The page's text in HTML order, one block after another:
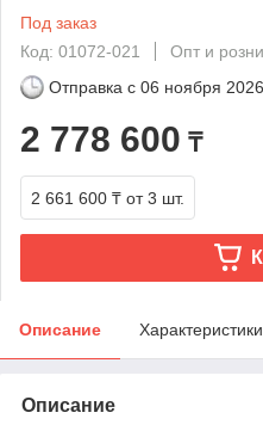
Под заказ
Код: 01072-021
Опт и
Отправка с 06 ноября 2026
2 778 600 ₸
2 661 600 ₸ от 3 шт.
Описание Характеристики
Описание